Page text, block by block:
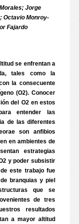
Jorge
Octavio Monroy-
Fajardo
se enfrentan a
tales como la
la consecuente
(O2). Conocer
del O2 en estos
entender las
de las diferentes
son anfibios
en ambientes de
estrategias
y poder subsistir
este trabajo fue
branquias y piel
que se
de tres
resultados
a mayor altitud